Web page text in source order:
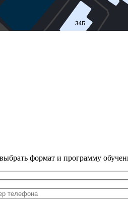
формат и программу